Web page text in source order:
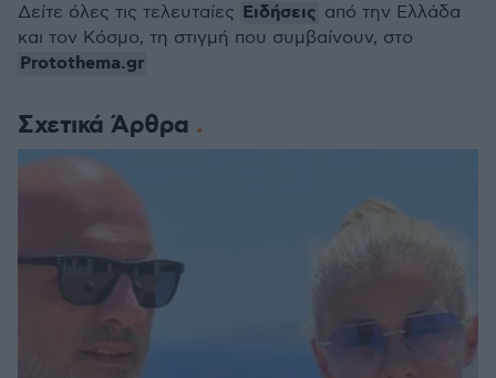
Σχετικά Άρθρα
Δείτε όλες τις τελευταίες Ειδήσεις από την Ελλάδα
και τον Κόσμο, τη στιγμή που συμβαίνουν, στο
Protothema.gr